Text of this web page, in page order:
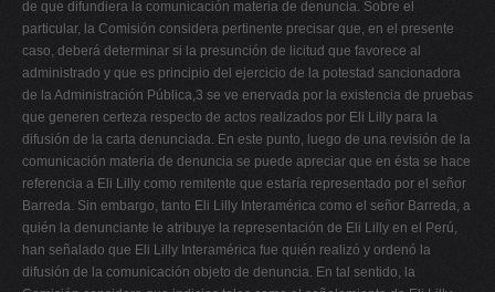
de que difundiera la comunicación materia de denuncia. Sobre el
particular, la Comisión considera pertinente precisar que, en el presente
caso, deberá determinar si la presunción de licitud que favorece al
administrado y que es principio del ejercicio de la potestad sancionadora
de la Administración Pública,3 se ve enervada por la existencia de pruebas
que generen certeza respecto de actos realizados por Eli Lilly para la
difusión de la carta denunciada. En este punto, luego de una revisión de la
comunicación materia de denuncia se puede apreciar que en ésta se hace
referencia a Eli Lilly como remitente que estaría representado por el señor
Barreda. Sin embargo, tanto Eli Lilly Interamérica como el señor Barreda, a
quién la denunciante le atribuye la representación de Eli Lilly en el Perú,
han señalado que Eli Lilly Interamérica fue quién realizó y ordenó la
difusión de la comunicación objeto de denuncia. En tal sentido, la